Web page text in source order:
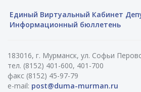
Единый Виртуальный Кабинет
Информационный бюллетень
183016, г. Мурманск, ул. Софьи
тел. (8152) 401-600, 401-700
факс (8152) 45-97-79
e-mail: post@duma-murman.ru